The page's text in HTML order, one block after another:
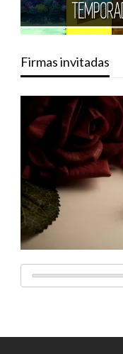
Firmas invitadas